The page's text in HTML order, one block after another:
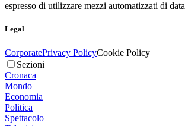
espresso di utilizzare mezzi automatizzati di
Legal
CorporatePrivacy PolicyCookie Policy
Sezioni
Cronaca
Mondo
Economia
Politica
Spettacolo